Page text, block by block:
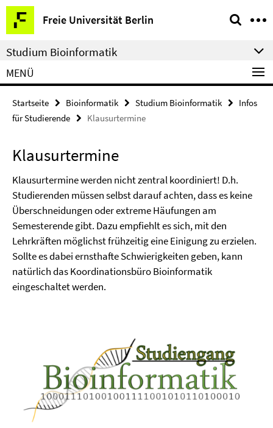
Springe
direkt
zu
Inhalt
Freie Universität Berlin
Service-
Navigation
Studium Bioinformatik
MENÜ
Startseite Bioinformatik Studium Bioinformatik
Infos
für Studierende
Klausurtermine
Klausurtermine
Klausurtermine werden nicht zentral koordiniert! D.h.
Studierenden müssen selbst darauf achten, dass es keine
Überschneidungen oder extreme Häufungen am
Semesterende gibt. Dazu empfiehlt es sich, mit den
Lehrkräften möglichst frühzeitig eine Einigung zu erzielen.
Sollte es dabei ernsthafte Schwierigkeiten geben, kann
natürlich das Koordinationsbüro Bioinformatik
eingeschaltet werden.